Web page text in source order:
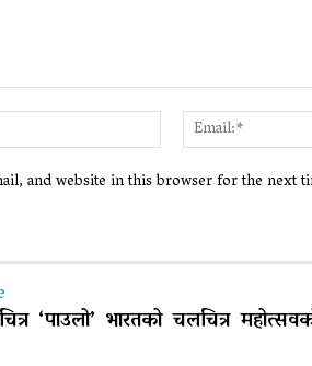
Name:*
and website in this browser for the next
‘पाउलो’ भारतको चलचित्र